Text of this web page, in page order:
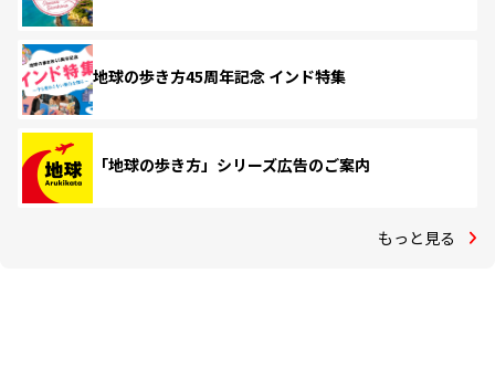
地球の歩き方45周年記念 インド特集
「地球の歩き方」シリーズ広告のご案内
もっと見る